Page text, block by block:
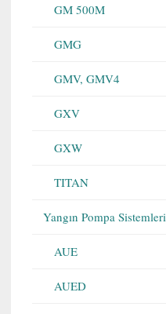
GM 500M
GMG
GMV, GMV4
GXV
GXW
TITAN
Yangın Pompa Sistemleri
AUE
AUED